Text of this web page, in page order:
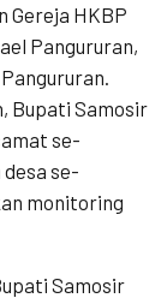
Gereja HKBP
Pangururan,
Bupati Samosir
se-
se-
monitoring
Samosir